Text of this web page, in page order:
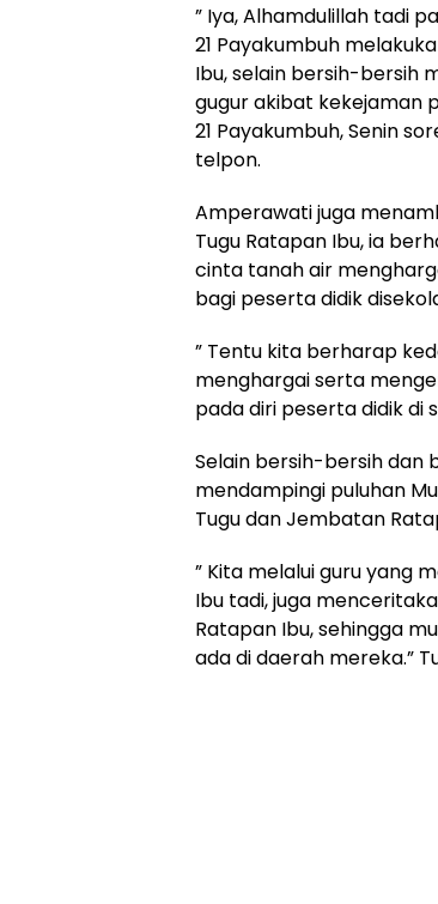
” Iya, Alhamdulillah tadi
21 Payakumbuh
Ibu, selain bersih-bersih
gugur akibat kekejaman
21 Payakumbuh, Senin
telpon.
Amperawati juga
Tugu Ratapan Ibu, ia
cinta tanah air
bagi peserta didik
” Tentu kita berharap
menghargai serta
pada diri peserta didik di
Selain bersih-bersih dan
mendampingi puluhan
Tugu dan Jembatan
” Kita melalui guru yang
Ibu tadi, juga
Ratapan Ibu, sehingga
ada di daerah mereka.”